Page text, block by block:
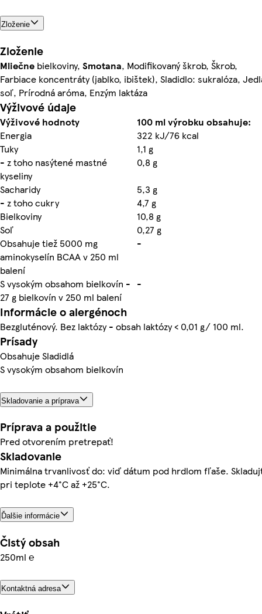
Zloženie
Zloženie
Mliečne bielkoviny, Smotana, Modifikovaný škrob, Škrob,
Farbiace koncentráty (jablko, ibištek), Sladidlo: sukralóza,
soľ, Prírodná aróma, Enzým laktáza
Výživové údaje
Výživové hodnoty
100 ml výrobku obsahuje:
Energia
322 kJ/76 kcal
Tuky
1,1 g
- z toho nasýtené mastné
kyseliny
0,8 g
Sacharidy
5,3 g
- z toho cukry
4,7 g
Bielkoviny
10,8 g
Soľ
0,27 g
Obsahuje tiež 5000 mg
aminokyselín BCAA v 250 ml
balení
-
S vysokým obsahom bielkovín -
27 g bielkovín v 250 ml balení
-
Informácie o alergénoch
Bezgluténový. Bez laktózy - obsah laktózy < 0,01 g/ 100 ml.
Prísady
Obsahuje Sladidlá
S vysokým obsahom bielkovín
Skladovanie a príprava
Príprava a použitie
Pred otvorením pretrepať!
Skladovanie
Minimálna trvanlivosť do: viď dátum pod hrdlom fľaše.
pri teplote +4°C až +25°C.
Ďalšie informácie
Čistý obsah
250ml ℮
Kontaktná adresa